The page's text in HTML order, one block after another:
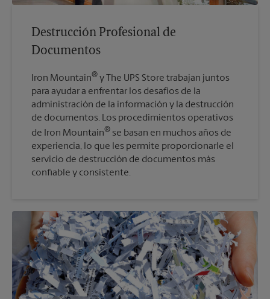
Destrucción Profesional de
Documentos
Iron Mountain® y The UPS Store trabajan juntos
para ayudar a enfrentar los desafíos de la
administración de la información y la destrucción
de documentos. Los procedimientos operativos
de Iron Mountain® se basan en muchos años de
experiencia, lo que les permite proporcionarle el
servicio de destrucción de documentos más
confiable y consistente.